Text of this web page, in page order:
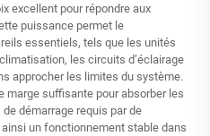
excellent pour répondre aux
puissance permet le
essentiels, tels que les unités
les circuits d’éclairage
approcher les limites du système.
marge suffisante pour absorber les
démarrage requis par de
un fonctionnement stable dans